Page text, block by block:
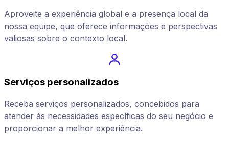
Aproveite a experiência global e a presença local da
nossa equipe, que oferece informações e perspectivas
valiosas sobre o contexto local.
Serviços personalizados
Receba serviços personalizados, concebidos para
atender às necessidades específicas do seu negócio e
proporcionar a melhor experiência.